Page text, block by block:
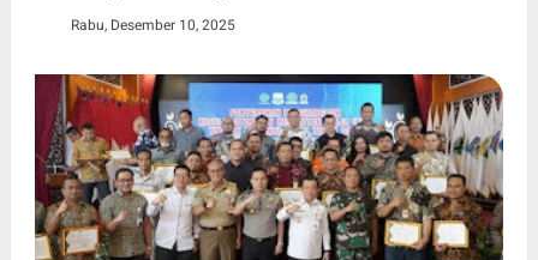
Rabu, Desember 10, 2025